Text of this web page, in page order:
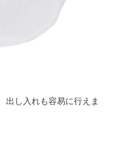
出し入れも容易に行えま